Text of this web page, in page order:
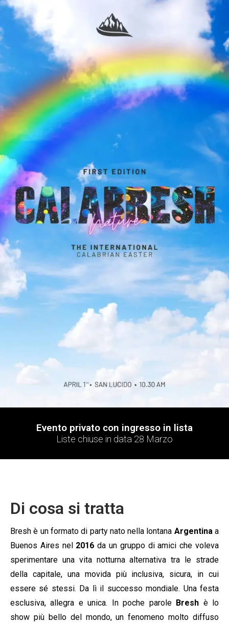
Evento privato con ingresso in lista
Liste chiuse in data 28 Marzo
Di cosa si tratta
Bresh è un formato di party nato nella lontana Argentinaa
Buenos Aires nel 2016 da un gruppo di amici che voleva
sperimentare una vita notturna alternativa tra le strade
della capitale, una movida più inclusiva, sicura, in cui
essere sé stessi. Da lì il successo mondiale. Una festa
esclusiva, allegra e unica. In poche parole Bresh è lo
show più bello del mondo, un fenomeno molto diffuso